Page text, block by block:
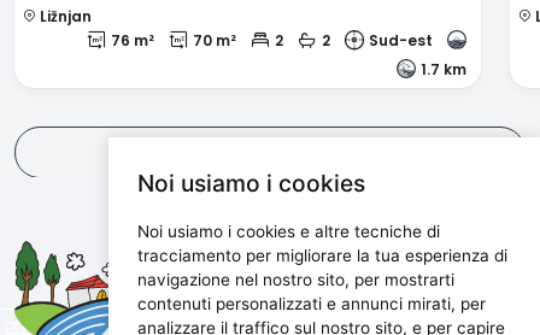
Noi usiamo i cookies
Noi usiamo i cookies e altre tecniche di
tracciamento per migliorare la tua esperienza di
navigazione nel nostro sito, per mostrarti
contenuti personalizzati e annunci mirati, per
analizzare il traffico sul nostro sito, e per capire
Ližnjan
76 m²
70 m² 2 2
Sud-est
1.7 km
Maris d.o.o.
Marijanijeva 11, 52100 Pula, Croatia
info@maris.hr